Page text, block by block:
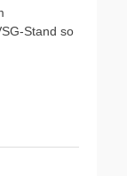
Stand so